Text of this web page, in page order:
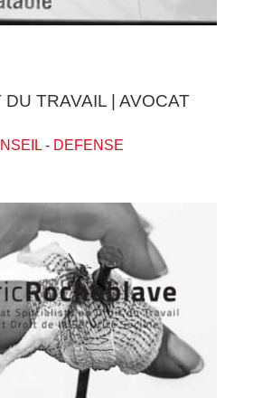
TRAVAIL | AVOCAT
- DEFENSE